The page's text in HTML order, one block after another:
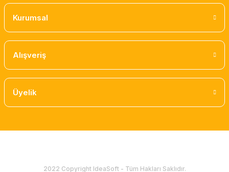
Kurumsal
Alışveriş
Üyelik
2022 Copyright IdeaSoft - Tüm Hakları Saklıdır.